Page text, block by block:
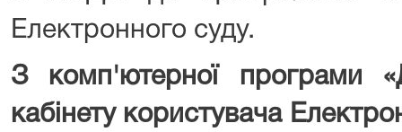
Електронного суду.
З комп'ютерної програми
кабінету користувача